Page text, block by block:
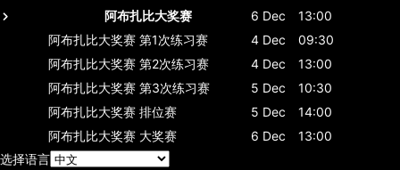
阿布扎比大奖赛
6 Dec
13:00
阿布扎比大奖赛 第1次练习赛 4 Dec
09:30
阿布扎比大奖赛 第2次练习赛 4 Dec
13:00
阿布扎比大奖赛 第3次练习赛 5 Dec
10:30
阿布扎比大奖赛 排位赛 5 Dec
14:00
阿布扎比大奖赛 大奖赛 6 Dec
13:00
选择语言